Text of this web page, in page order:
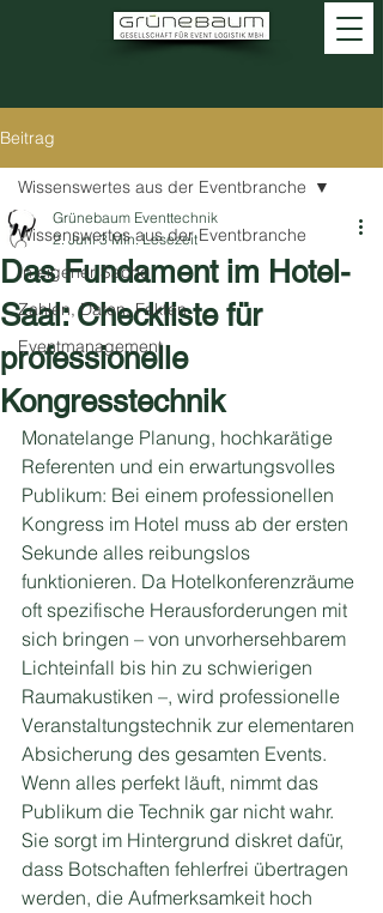
Beitrag
Wissenswertes aus der Eventbranche
In eigener Sache
Zahlen, Daten, Fakten
Eventmanagement
Wissenswertes aus der Eventbranche
Das Fundament im Hotel-
Saal: Checkliste für
professionelle
Kongresstechnik
Grünebaum Eventtechnik
2. Juni 3 Min. Lesezeit
Monatelange Planung, hochkarätige
Referenten und ein erwartungsvolles
Publikum: Bei einem professionellen
Kongress im Hotel muss ab der ersten
Sekunde alles reibungslos
funktionieren. Da Hotelkonferenzräume
oft spezifische Herausforderungen mit
sich bringen – von unvorhersehbarem
Lichteinfall bis hin zu schwierigen
Raumakustiken –, wird professionelle
Veranstaltungstechnik zur elementaren
Absicherung des gesamten Events.
Wenn alles perfekt läuft, nimmt das
Publikum die Technik gar nicht wahr.
Sie sorgt im Hintergrund diskret dafür,
dass Botschaften fehlerfrei übertragen
werden, die Aufmerksamkeit hoch